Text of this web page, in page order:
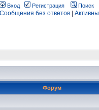
Вход Регистрация Поиск
Сообщения без ответов
Форум